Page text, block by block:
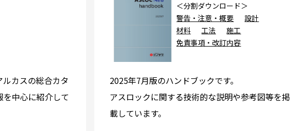
カスの総合カタ
を中心に紹介して
＜分割ダウンロード＞
警告・注意・概要
設計
材料
工法
施工
免責事項・改訂内容
2025年7月版のハンドブックです。
アスロックに関する技術的な説明や参考図等を掲
載しています。